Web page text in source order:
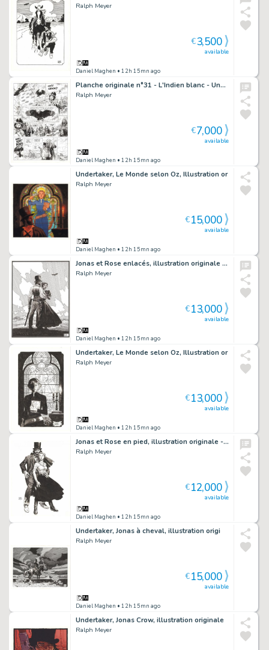
Ralph Meyer
Daniel Maghen • 12h 15mn ago
available
€3,500
Planche originale n°31 - L'Indien blanc - Undertaker
Ralph Meyer
Daniel Maghen • 12h 15mn ago
available
€7,000
Undertaker, Le Monde selon Oz, Illustration or
Ralph Meyer
Daniel Maghen • 12h 15mn ago
available
€15,000
Jonas et Rose enlacés, illustration originale réalisée pour un tiré à part - Undertaker
Ralph Meyer
Daniel Maghen • 12h 15mn ago
available
€13,000
Undertaker, Le Monde selon Oz, Illustration or
Ralph Meyer
Daniel Maghen • 12h 15mn ago
available
€13,000
Jonas et Rose en pied, illustration originale - Undertaker
Ralph Meyer
Daniel Maghen • 12h 15mn ago
available
€12,000
Undertaker, Jonas à cheval, illustration origi
Ralph Meyer
Daniel Maghen • 12h 15mn ago
available
€15,000
Undertaker, Jonas Crow, illustration originale
Ralph Meyer